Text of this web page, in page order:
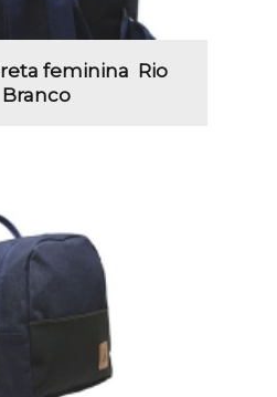
feminina Rio
Branco